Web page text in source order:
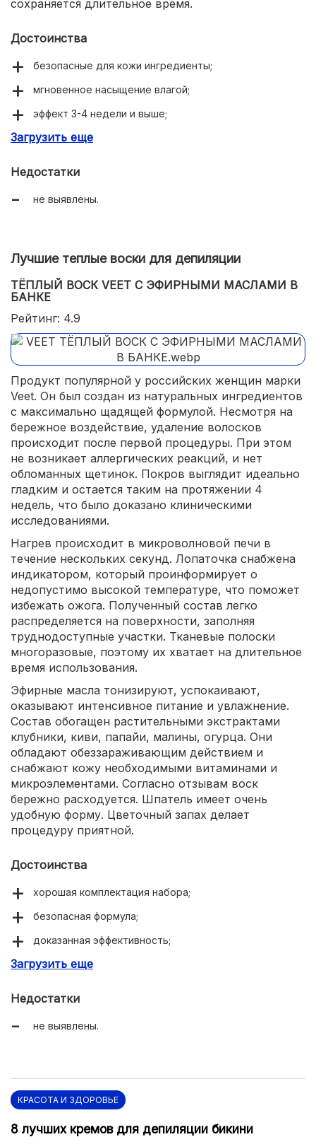
сохраняется длительное время.
Достоинства
безопасные для кожи ингредиенты;
мгновенное насыщение влагой;
эффект 3-4 недели и выше;
витаминный состав;
Загрузить еще
Недостатки
не выявлены.
Лучшие теплые воски для депиляции
ТЁПЛЫЙ ВОСК VEET С ЭФИРНЫМИ МАСЛАМИ В
БАНКЕ
Рейтинг: 4.9
Продукт популярной у российских женщин марки
Veet. Он был создан из натуральных ингредиентов
с максимально щадящей формулой. Несмотря на
бережное воздействие, удаление волосков
происходит после первой процедуры. При этом
не возникает аллергических реакций, и нет
обломанных щетинок. Покров выглядит идеально
гладким и остается таким на протяжении 4
недель, что было доказано клиническими
исследованиями.
Нагрев происходит в микроволновой печи в
течение нескольких секунд. Лопаточка снабжена
индикатором, который проинформирует о
недопустимо высокой температуре, что поможет
избежать ожога. Полученный состав легко
распределяется на поверхности, заполняя
труднодоступные участки. Тканевые полоски
многоразовые, поэтому их хватает на длительное
время использования.
Эфирные масла тонизируют, успокаивают,
оказывают интенсивное питание и увлажнение.
Состав обогащен растительными экстрактами
клубники, киви, папайи, малины, огурца. Они
обладают обеззараживающим действием и
снабжают кожу необходимыми витаминами и
микроэлементами. Согласно отзывам воск
бережно расходуется. Шпатель имеет очень
удобную форму. Цветочный запах делает
процедуру приятной.
Достоинства
хорошая комплектация набора;
безопасная формула;
доказанная эффективность;
активный уход за кожей;
Загрузить еще
Недостатки
не выявлены.
КРАСОТА И ЗДОРОВЬЕ
8 лучших кремов для депиляции бикини